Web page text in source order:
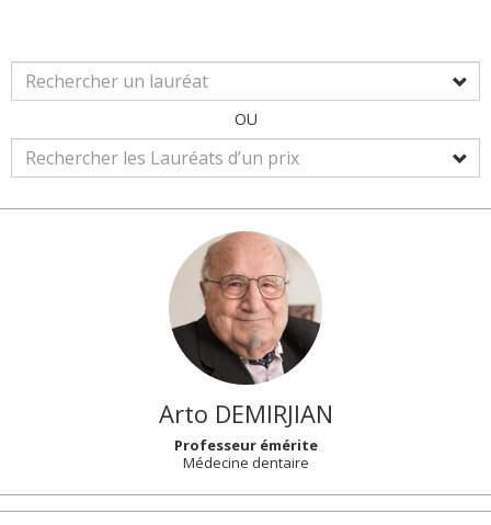
OU
Arto DEMIRJIAN
Professeur émérite
Médecine dentaire